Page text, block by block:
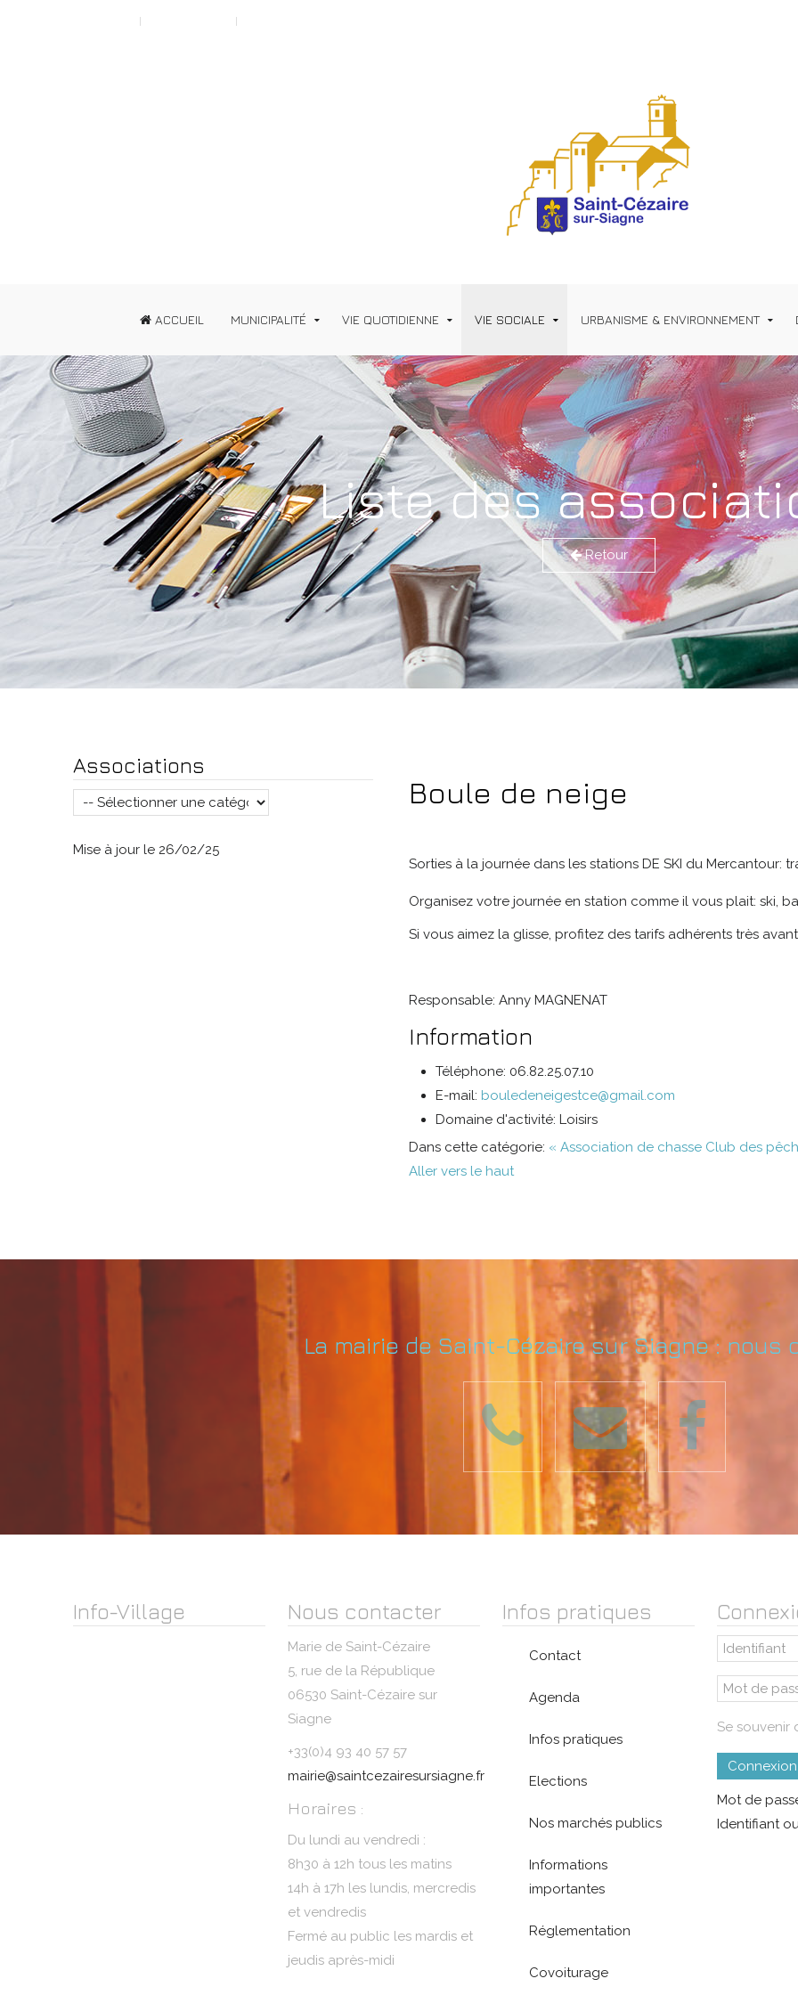
ACCUEIL MUNICIPALITÉ VIE QUOTIDIENNE VIE SOCIALE URBANISME & ENVIRONNEMENT
Liste des
Retour
Boule de neige
Sorties à la journée dans les stations DE SKI du Mercantour:
Organisez votre journée en station comme il vous plait: ski,
Si vous aimez la glisse, profitez des tarifs adhérents très
Responsable: Anny MAGNENAT
Information
Téléphone: 06.82.25.07.10
E-mail: bouledeneigestce@gmail.com
Domaine d'activité: Loisirs
Dans cette catégorie: « Association de chasse Club des
Aller vers le haut
Associations
Mise à jour le 26/02/25
La mairie de Saint-Cézaire sur Siagne : nous
Info-Village Nous contacter
Marie de Saint-Cézaire
5, rue de la République
06530 Saint-Cézaire sur
Siagne
+33(0)4 93 40 57 57
mairie@saintcezairesursiagne.fr
Horaires :
Du lundi au vendredi :
8h30 à 12h tous les matins
14h à 17h les lundis, mercredis
et vendredis
Fermé au public les mardis et
jeudis après-midi
Infos pratiques
Contact
Agenda
Infos pratiques
Elections
Nos marchés publics
Informations
importantes
Réglementation
Covoiturage
Se souvenir
Connexion
Mot de
Identifiant